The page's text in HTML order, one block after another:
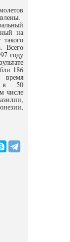
на
Всего
году
186
в 50
числе